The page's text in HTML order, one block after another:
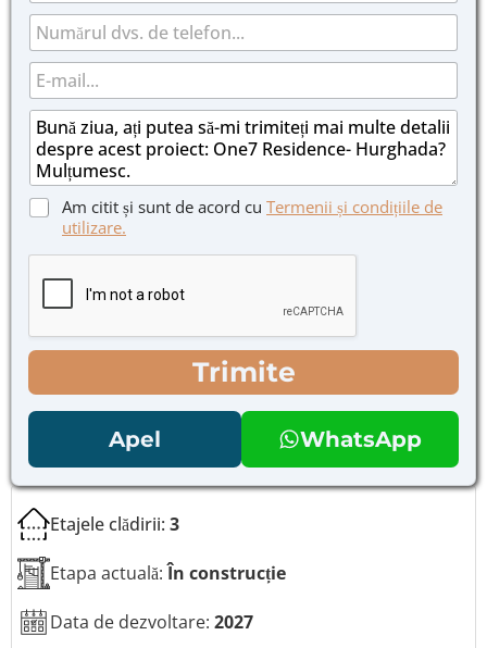
Etajele clădirii: 3
Etapa actuală:În construcție
Data de dezvoltare: 2027
m
e
*
T
e
l
e
f
o
n
E
-
m
a
*
M
e
a
j
*
C
a
e
e
e
l
t
a
r
e
p
e
n
t
r
C
d
e
e
l
t
a
r
e
*
Am citit și sunt de acord cu Termenii și condițiile de
utilizare.
Trimite
Apel WhatsApp